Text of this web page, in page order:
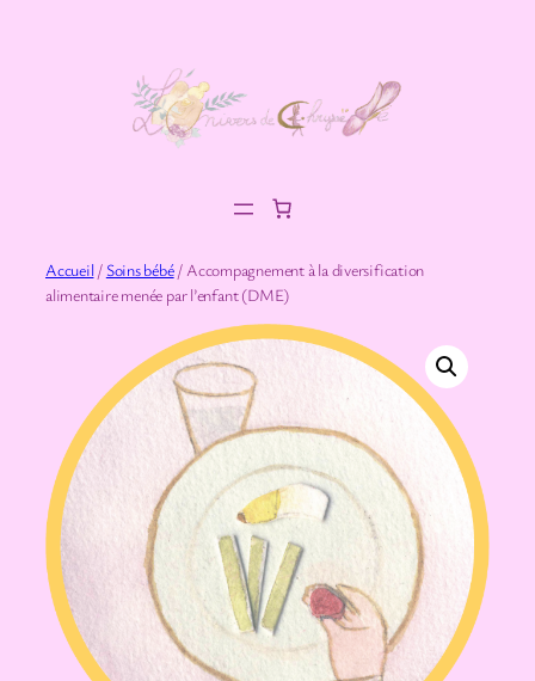
Accueil/ Soins bébé/ Accompagnement à la diversification
alimentaire menée par l’enfant (DME)